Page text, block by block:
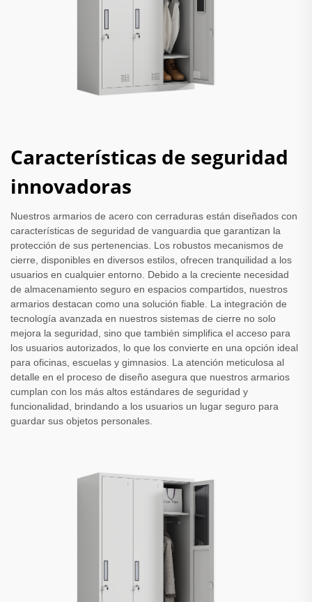
Características de seguridad
innovadoras
Nuestros armarios de acero con cerraduras están diseñados con
características de seguridad de vanguardia que garantizan la
protección de sus pertenencias. Los robustos mecanismos de
cierre, disponibles en diversos estilos, ofrecen tranquilidad a los
usuarios en cualquier entorno. Debido a la creciente necesidad
de almacenamiento seguro en espacios compartidos, nuestros
armarios destacan como una solución fiable. La integración de
tecnología avanzada en nuestros sistemas de cierre no solo
mejora la seguridad, sino que también simplifica el acceso para
los usuarios autorizados, lo que los convierte en una opción ideal
para oficinas, escuelas y gimnasios. La atención meticulosa al
detalle en el proceso de diseño asegura que nuestros armarios
cumplan con los más altos estándares de seguridad y
funcionalidad, brindando a los usuarios un lugar seguro para
guardar sus objetos personales.